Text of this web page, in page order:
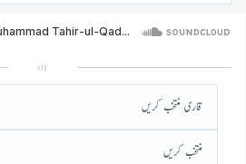
or